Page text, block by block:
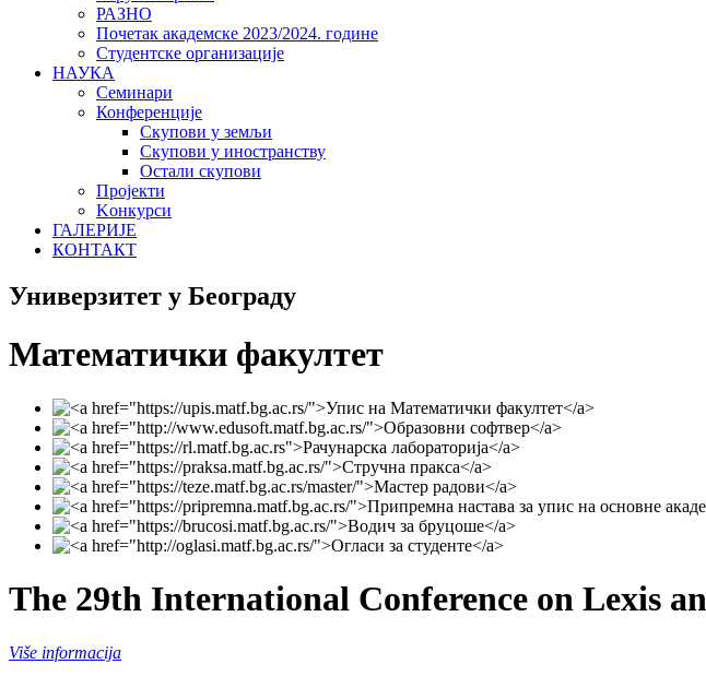
РАЗНО
Почетак академске 2023/2024. године
Студентске организације
НАУКА
Семинари
Конференције
Скупови у земљи
Скупови у иностранству
Остали скупови
Пројекти
Koнкурси
ГАЛЕРИЈЕ
КОНТАКТ
Универзитет у Београду
Математички факултет
The 29th International Conference on Lexis
Više informacija